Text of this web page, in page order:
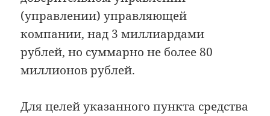
(управлении) управляющей
компании, над 3 миллиардами
рублей, но суммарно не более 80
миллионов рублей.
Для целей указанного пункта средства